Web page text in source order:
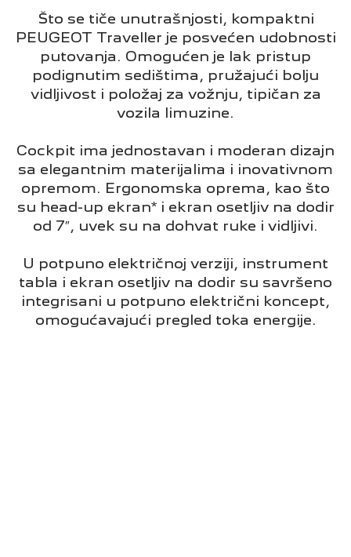
Što se tiče unutrašnjosti, kompaktni
PEUGEOT Traveller je posvećen udobnosti
putovanja. Omogućen je lak pristup
podignutim sedištima, pružajući bolju
vidljivost i položaj za vožnju, tipičan za
vozila limuzine.
Cockpit ima jednostavan i moderan dizajn
sa elegantnim materijalima i inovativnom
opremom. Ergonomska oprema, kao što
su head-up ekran* i ekran osetljiv na dodir
od 7″, uvek su na dohvat ruke i vidljivi.
U potpuno električnoj verziji, instrument
tabla i ekran osetljiv na dodir su savršeno
integrisani u potpuno električni koncept,
omogućavajući pregled toka energije.